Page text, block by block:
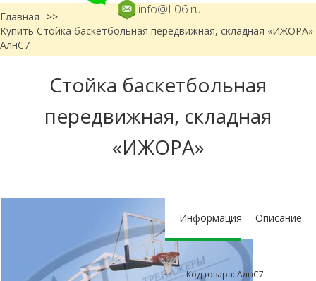
info@L06.ru
Главная
>>
Купить Стойка баскетбольная передвижная, складная «ИЖОРА»
АлнС7
Стойка баскетбольная
передвижная, складная
«ИЖОРА»
Информация Описание
Код товара: АлнС7